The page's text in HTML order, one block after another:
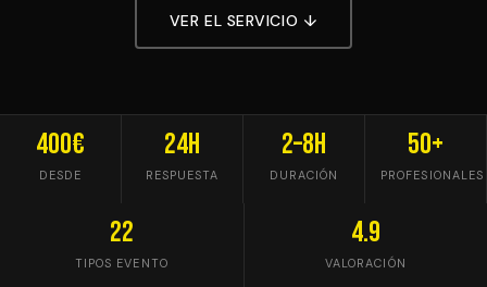
VER EL SERVICIO ↓
400€
DESDE
24h
RESPUESTA
2–8h
DURACIÓN
50+
PROFESIONALES
22
TIPOS EVENTO
4.9
VALORACIÓN